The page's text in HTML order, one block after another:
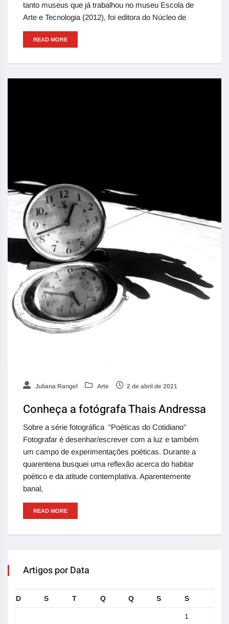
tanto museus que já trabalhou no museu Escola de
Arte e Tecnologia (2012), foi editora do Núcleo de
READ MORE
Juliana Rangel Arte 2 de abril de 2021
Conheça a fotógrafa Thais Andressa
Sobre a série fotográfica "Poéticas do Cotidiano"
Fotografar é desenhar/escrever com a luz e também
um campo de experimentações poéticas. Durante a
quarentena busquei uma reflexão acerca do habitar
poético e da atitude contemplativa. Aparentemente
banal,
READ MORE
Artigos por Data
D S T Q Q S S
1